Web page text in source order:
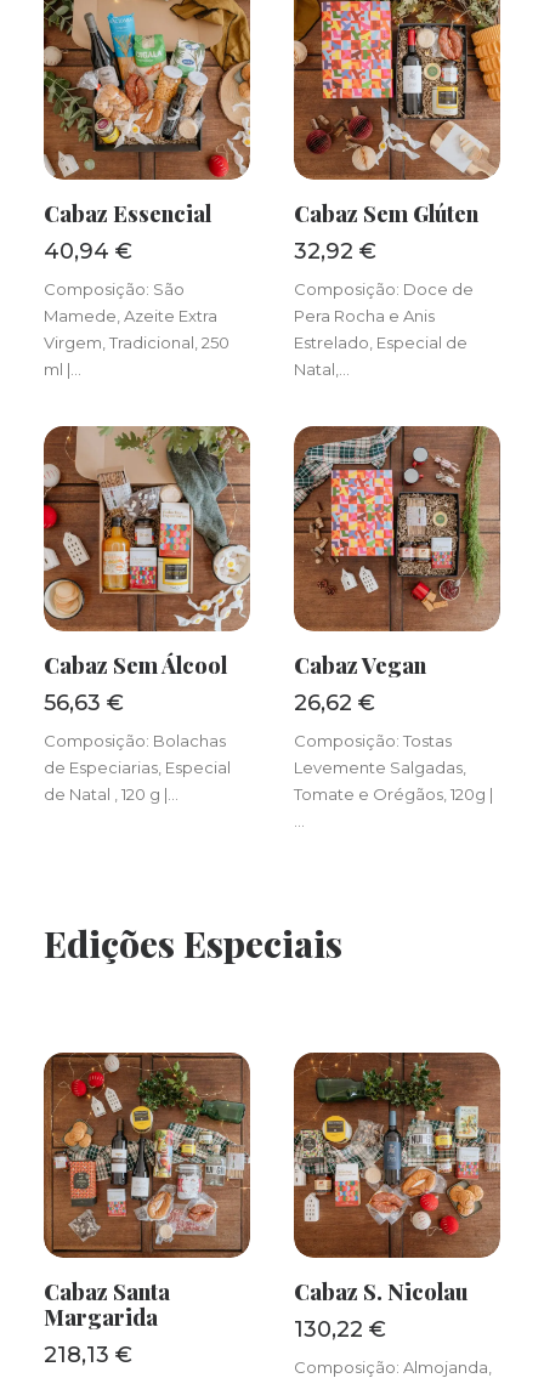
Cabaz Essencial
40,94 €
Composição: São
Mamede, Azeite Extra
Virgem, Tradicional, 250
ml |…
Cabaz Sem Glúten
32,92 €
Composição: Doce de
Pera Rocha e Anis
Estrelado, Especial de
Natal,…
Cabaz Sem Álcool
56,63 €
Composição: Bolachas
de Especiarias, Especial
de Natal , 120 g |…
ADICIONAR
Cabaz Vegan
26,62 €
Composição: Tostas
Levemente Salgadas,
Tomate e Orégãos, 120g |
Edições Especiais
ADICIONAR
Cabaz Santa
Margarida
218,13 €
Cabaz S. Nicolau
130,22 €
Composição: Almojanda,